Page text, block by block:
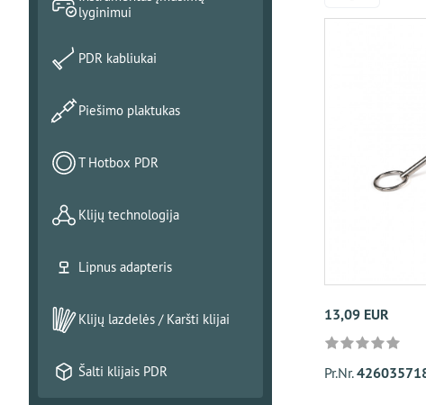
13,09 EUR
Pr.Nr.
lyginimui
PDR kabliukai
Piešimo plaktukas
T Hotbox PDR
Klijų technologija
Lipnus adapteris
Klijų lazdelės / Karšti klijai
Šalti klijais PDR